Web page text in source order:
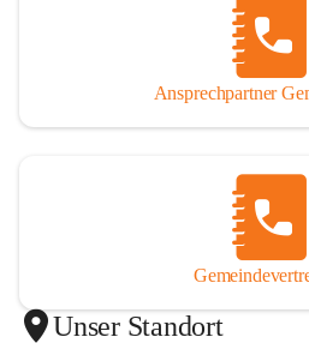
Ansprechpartner
Unser Standort